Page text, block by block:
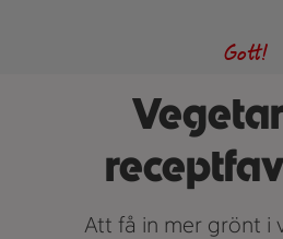
Gott!
Att få in mer grönt i